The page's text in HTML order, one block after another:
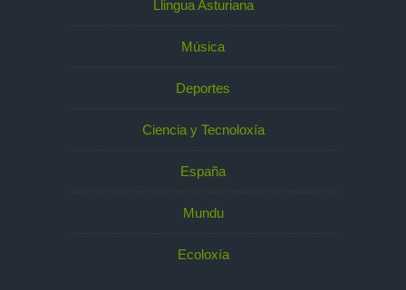
Llingua Asturiana
Música
Deportes
Ciencia y Tecnoloxía
España
Mundu
Ecoloxía